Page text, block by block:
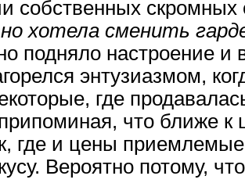
собственных
хотела сменить
подняло настроение
энтузиазмом,
где
что ближе к
где и цены
Вероятно потому,